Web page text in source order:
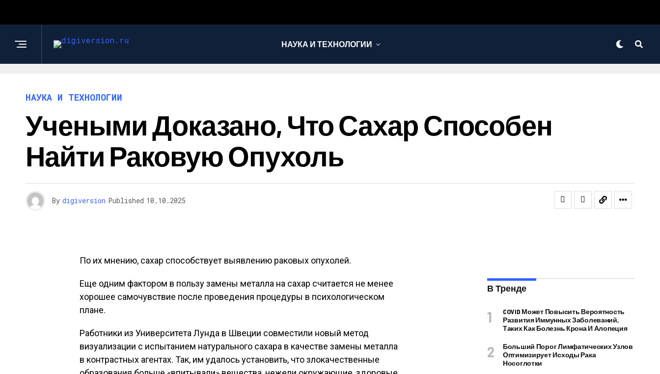
НАУКА И ТЕХНОЛОГИИ
НАУКА И ТЕХНОЛОГИИ
Учеными Доказано, Что Сахар Способен
Найти Раковую Опухоль
By digiversion Published 10.10.2025
По их мнению, сахар способствует выявлению раковых опухолей.
Еще одним фактором в пользу замены металла на сахар считается не менее
хорошее самочувствие после проведения процедуры в психологическом
плане.
Работники из Университета Лунда в Швеции совместили новый метод
визуализации с испытанием натурального сахара в качестве замены металла
в контрастных агентах. Так, им удалось установить, что злокачественные
В Тренде
COVID Может Повысить Вероятность
Развития Иммунных Заболеваний,
Таких Как Болезнь Крона И Алопеция
Больший Порог Лимфатических Узлов
Оптимизирует Исходы Рака
Носоглотки